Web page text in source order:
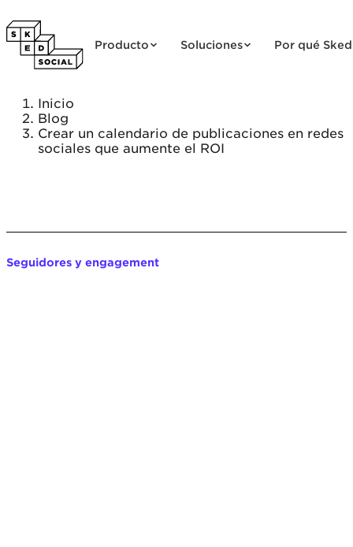
Producto Soluciones Por qué Sked
Inicio
Blog
Crear un calendario de publicaciones en redes
sociales que aumente el ROI
Seguidores y engagement